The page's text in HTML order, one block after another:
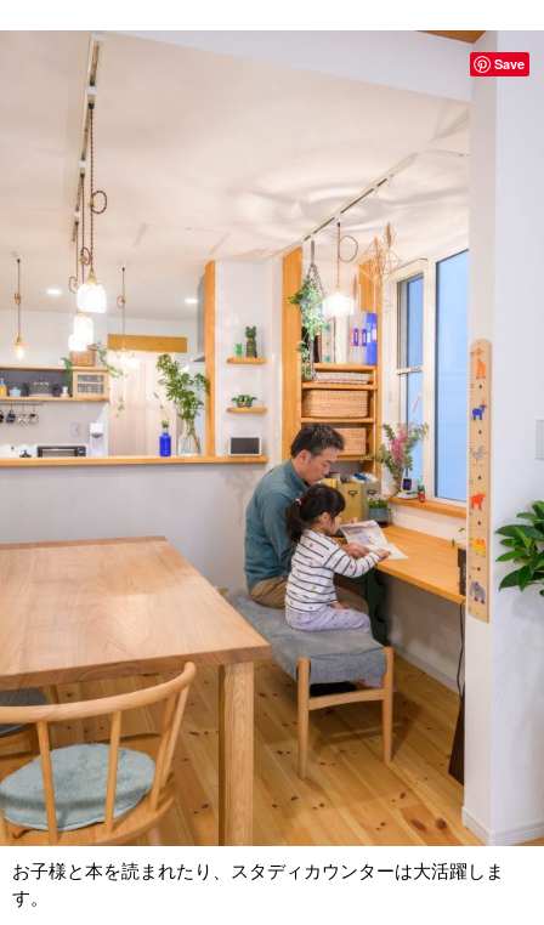
お子様と本を読まれたり、スタディカウンターは大活躍しま
す。
Save